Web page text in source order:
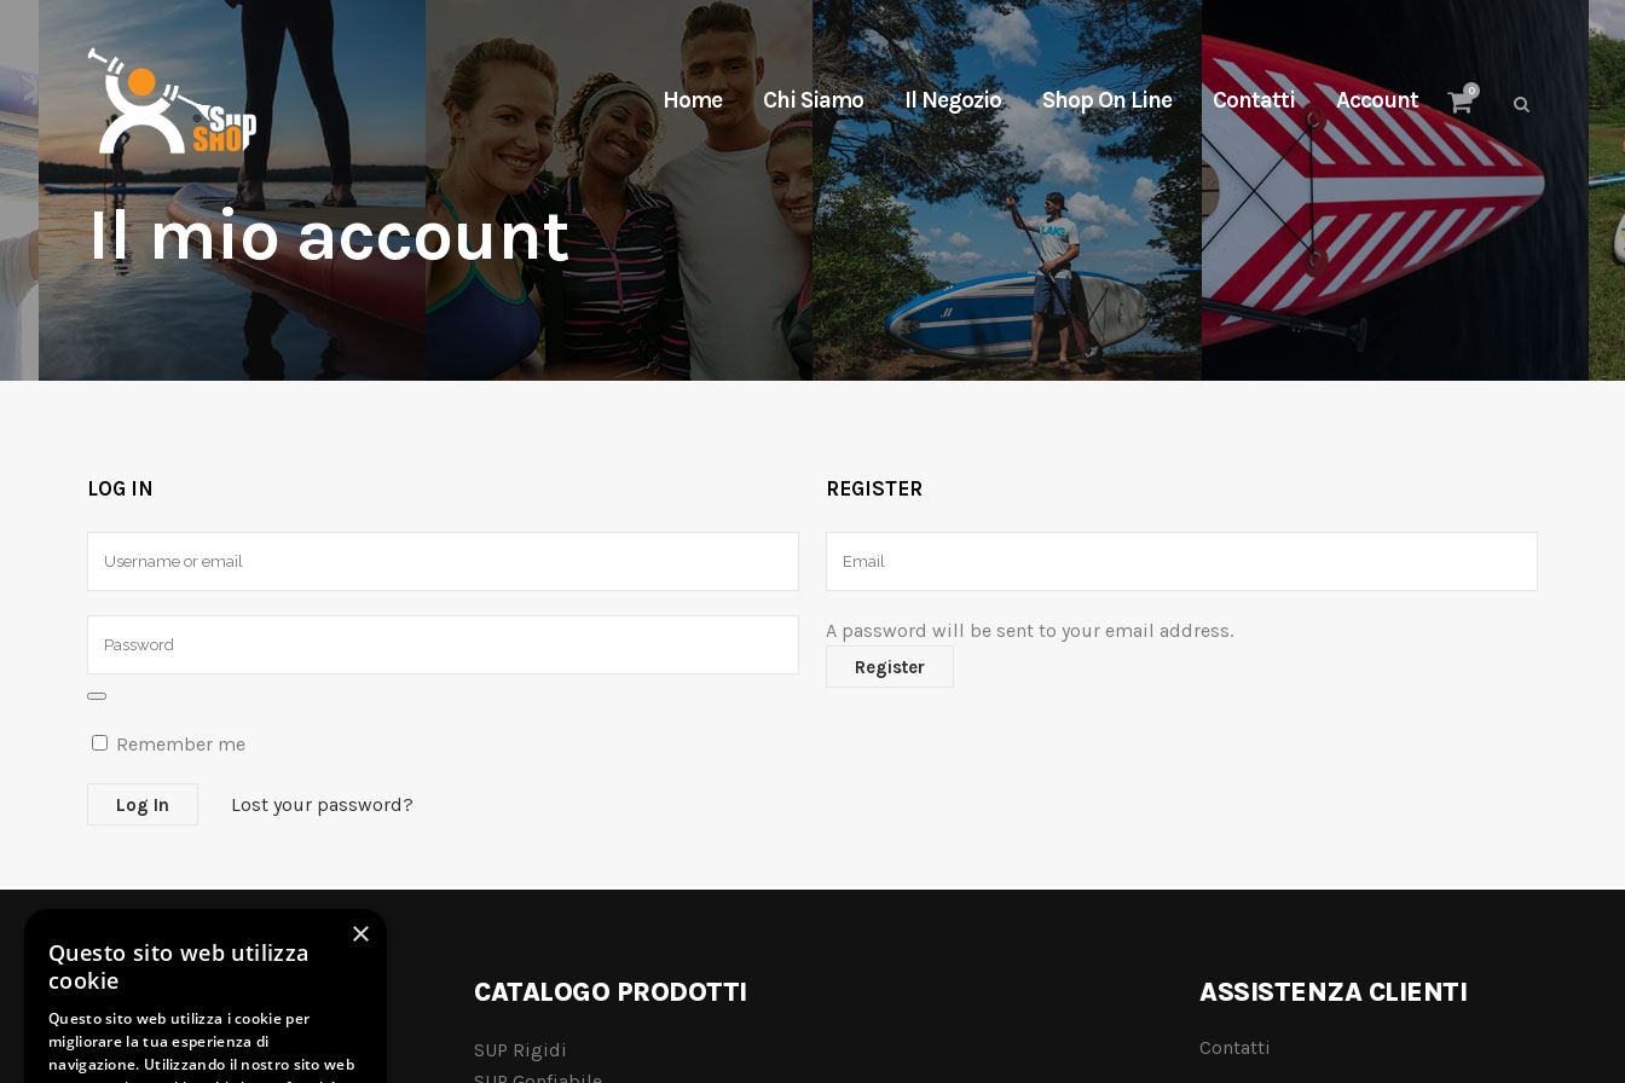
0
Home Chi Siamo Il Negozio Shop On Line Contatti Account
Il mio account
LOG IN
Remember me
Lost your password?
REGISTER
A password will be sent to your email address.
SUP SHOP
Via Torquato Tasso 8
CATALOGO PRODOTTI
SUP Rigidi
ASSISTENZA CLIENTI
Contatti
×
Questo sito web utilizza
cookie
Questo sito web utilizza i cookie per
migliorare la tua esperienza di
navigazione. Utilizzando il nostro sito web